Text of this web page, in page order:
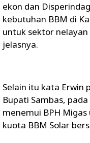
ekon dan
kebutuhan BBM di
untuk sektor
jelasnya.
Selain itu kata Erwin
Bupati Sambas,
menemui BPH
kuota BBM Solar